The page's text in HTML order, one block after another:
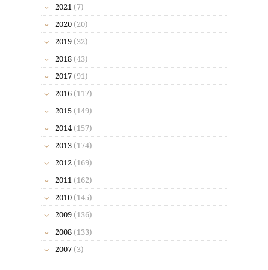
2021 (7)
2020 (20)
2019 (32)
2018 (43)
2017 (91)
2016 (117)
2015 (149)
2014 (157)
2013 (174)
2012 (169)
2011 (162)
2010 (145)
2009 (136)
2008 (133)
2007 (3)